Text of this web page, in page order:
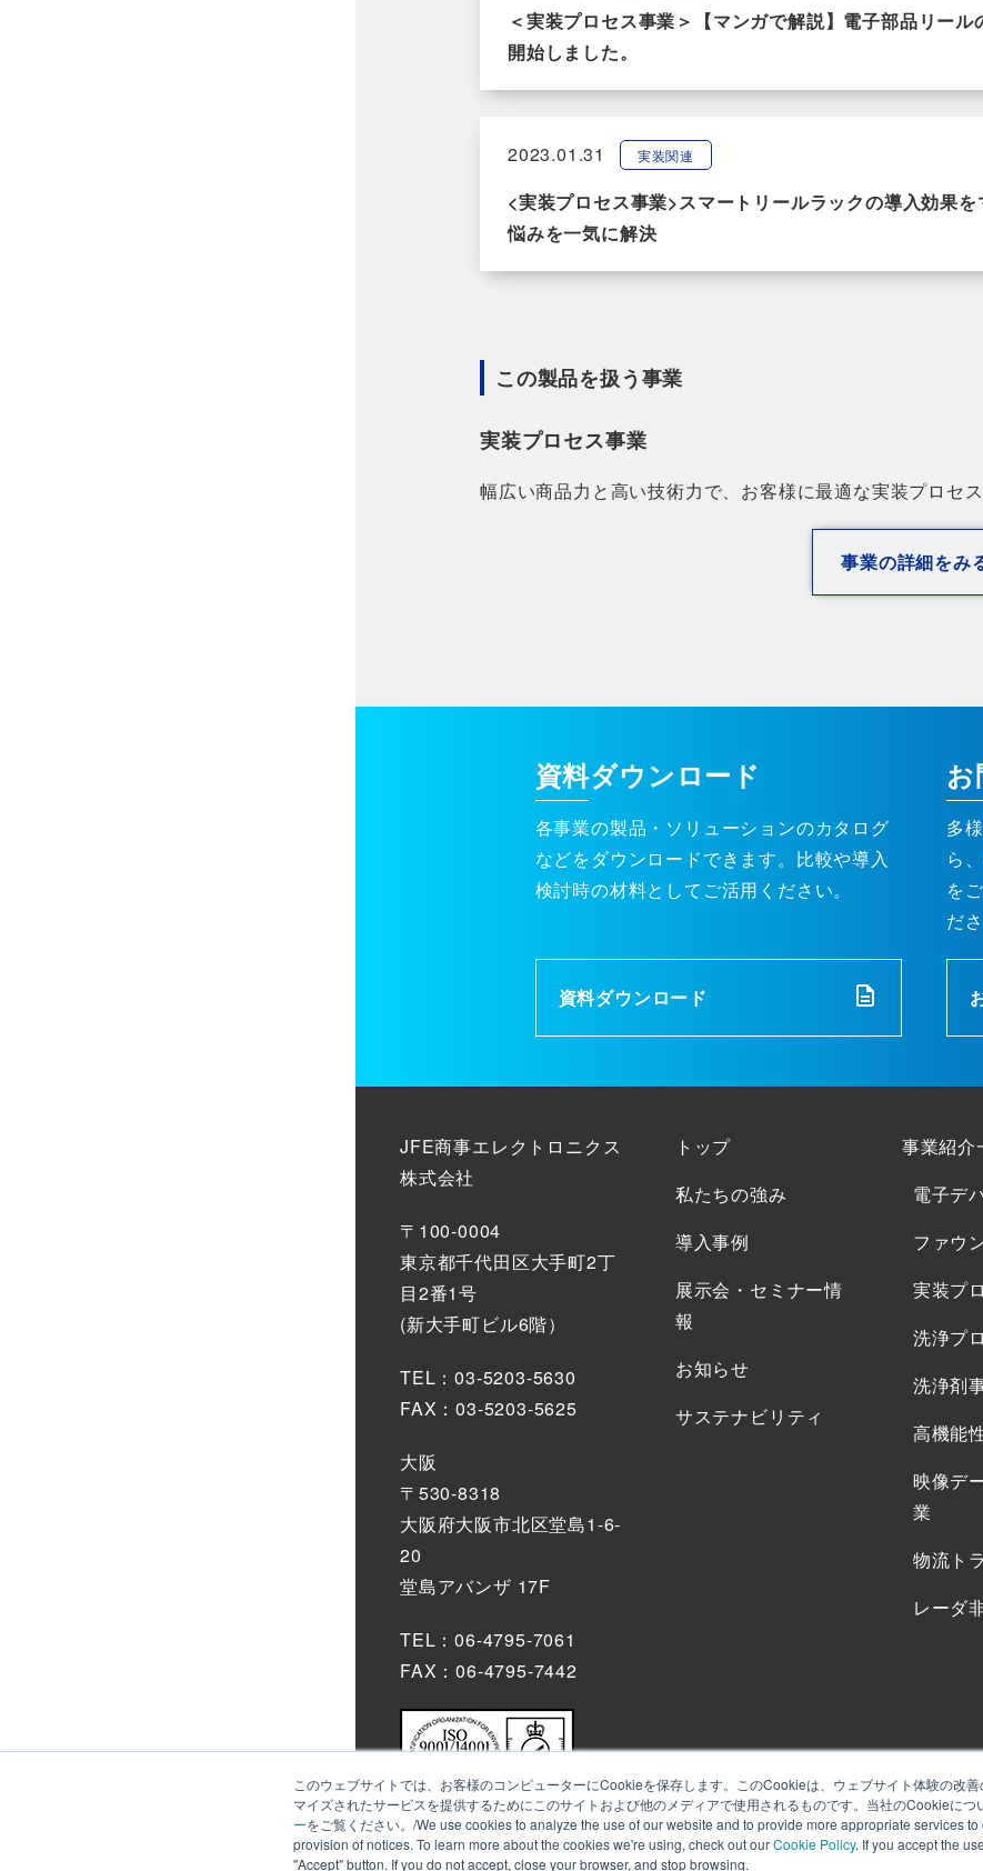
このウェブサイトでは、お客様のコンピューターにCookieを保存します。このCookieは、ウェブサイト体験の改
マイズされたサービスを提供するためにこのサイトおよび他のメディアで使用されるものです。当社のCookieにつ
ーをご覧ください。/We use cookies to analyze the use of our website and to provide more appropriate services
provision of notices. To learn more about the cookies we're using, check out ourCookie Policy. If you accept the
"Accept" button. If you do not accept, close your browser, and stop browsing.
＜実装プロセス事業＞【マンガで解説】電子部品リー
開始しました。
2023.01.31 実装関連
<実装プロセス事業>スマートリールラックの導入効果
悩みを一気に解決
この製品を扱う事業
実装プロセス事業
幅広い商品力と高い技術力で、お客様に最適な実装プロセ
事業の詳細をみ
資料ダウンロード
各事業の製品・ソリューションのカタログ
などをダウンロードできます。比較や導入
検討時の材料としてご活用ください。
資料ダウンロード
多
ら
を
ださ
JFE商事エレクトロニクス
株式会社
〒100-0004
東京都千代田区大手町2丁
目2番1号
(新大手町ビル6階）
TEL：03-5203-5630
FAX：03-5203-5625
大阪
〒530-8318
大阪府大阪市北区堂島1-6-
20
堂島アバンザ 17F
TEL：06-4795-7061
FAX：06-4795-7442
トップ
私たちの強み
導入事例
展示会・セミナー情
報
お知らせ
サステナビリティ
事業紹介
電子デ
ファウ
実装プ
洗浄プ
洗浄剤
高機能
映像デ
業
物流ト
レーダ